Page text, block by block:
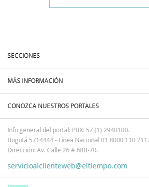
SECCIONES
MÁS INFORMACIÓN
CONOZCA NUESTROS PORTALES
Info general del portal: PBX: 57 (1) 2940100.
Bogotá 5714444 - Línea Nacional 01 8000 110 211.
Dirección: Av. Calle 26 # 68B-70.
servicioalclienteweb@eltiempo.com